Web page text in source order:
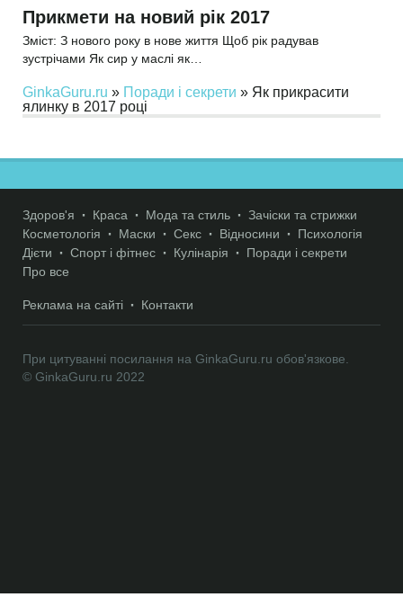
Прикмети на новий рік 2017
Зміст: З нового року в нове життя Щоб рік радував
зустрічами Як сир у маслі як…
GinkaGuru.ru » Поради і секрети » Як прикрасити
ялинку в 2017 році
Здоров'я Краса Мода та стиль
Зачіски та стрижки
Косметологія
Маски Секс Відносини
Психологія
Дієти
Спорт і фітнес Кулінарія
Поради і секрети
Про все
Реклама на сайті Контакти
При цитуванні посилання на GinkaGuru.ru обов'язкове.
© GinkaGuru.ru 2022